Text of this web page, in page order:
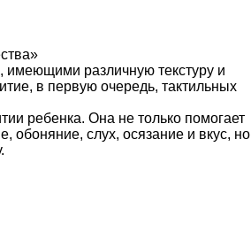
различную текстуру и
в первую очередь, тактильных
ребенка. Она не только помогает
обоняние, слух, осязание и вкус, но